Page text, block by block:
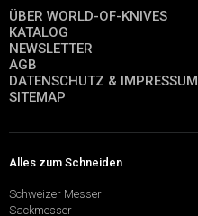
ÜBER WORLD-OF-KNIVES
KATALOG
NEWSLETTER
AGB
DATENSCHUTZ & IMPRESSUM
SITEMAP
Alles zum Schneiden
Schweizer Messer
Sackmesser